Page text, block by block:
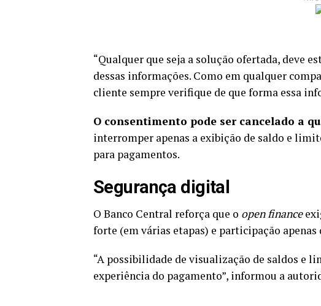
“Qualquer que seja a solução ofertada, deve
dessas informações. Como em qualquer
cliente sempre verifique de que forma essa
O consentimento pode ser cancelado a
interromper apenas a exibição de saldo e
para pagamentos.
Segurança digital
O Banco Central reforça que o open finance
forte (em várias etapas) e participação
“A possibilidade de visualização de saldos e
experiência do pagamento”, informou a